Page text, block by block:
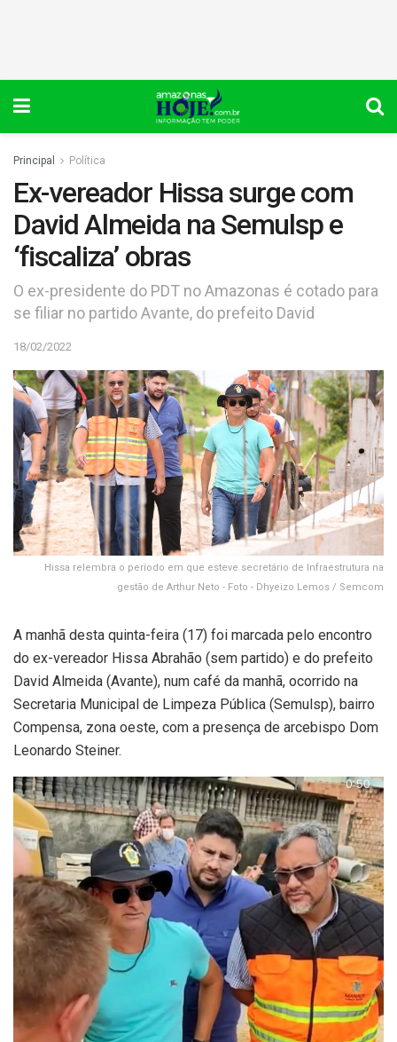
Principal Política
Ex-vereador Hissa surge com
David Almeida na Semulsp e
‘fiscaliza’ obras
O ex-presidente do PDT no Amazonas é cotado para
se filiar no partido Avante, do prefeito David
18/02/2022
Hissa relembra o período em que esteve secretário de Infraestrutura na
gestão de Arthur Neto - Foto - Dhyeizo Lemos / Semcom
A manhã desta quinta-feira (17) foi marcada pelo encontro
do ex-vereador Hissa Abrahão (sem partido) e do prefeito
David Almeida (Avante), num café da manhã, ocorrido na
Secretaria Municipal de Limpeza Pública (Semulsp), bairro
Compensa, zona oeste, com a presença de arcebispo Dom
Leonardo Steiner.